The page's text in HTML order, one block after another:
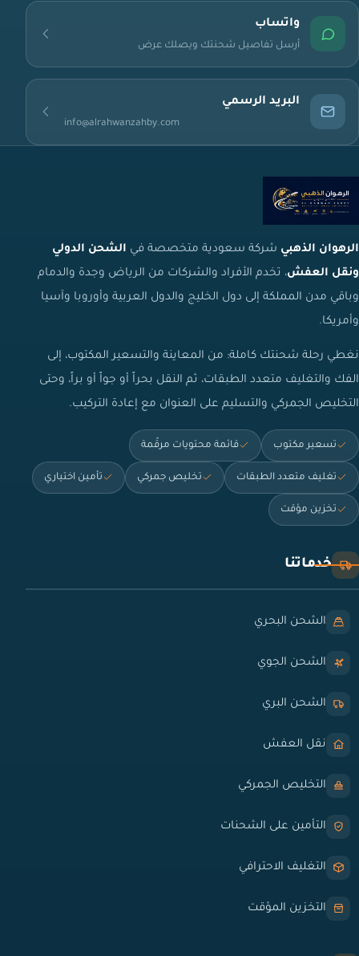
واتساب
أرسل تفاصيل شحنتك ويصلك عرض
البريد الرسمي
info@alrahwanzahby.com
الرهوان الذهبي شركة سعودية متخصصة في الشحن الدولي
ونقل العفش، تخدم الأفراد والشركات من الرياض وجدة والدمام
وباقي مدن المملكة إلى دول الخليج والدول العربية وأوروبا وآسيا
وأمريكا.
نغطي رحلة شحنتك كاملة: من المعاينة والتسعير المكتوب، إلى
الفك والتغليف متعدد الطبقات، ثم النقل بحراً أو جواً أو براً، وحتى
التخليص الجمركي والتسليم على العنوان مع إعادة التركيب.
تسعير مكتوب قائمة محتويات مرقّمة
تغليف متعدد الطبقات تخليص جمركي تأمين اختياري
تخزين مؤقت
خدماتنا
الشحن البحري
الشحن الجوي
الشحن البري
نقل العفش
التخليص الجمركي
التأمين على الشحنات
التغليف الاحترافي
التخزين المؤقت